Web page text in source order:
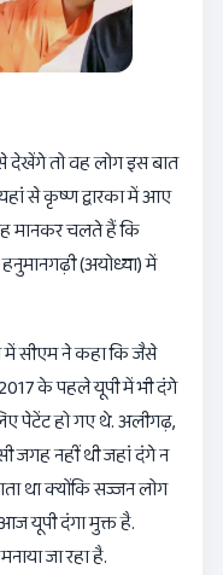
देखेंगे तो वह लोग इस बात
से कृष्ण द्वारका में आए
मानकर चलते हैं कि
(अयोध्या) में
में सीएम ने कहा कि जैसे
के पहले यूपी में भी दंगे
पेटेंट हो गए थे. अलीगढ़,
नहीं थी जहां दंगे न
था क्योंकि सज्जन लोग
यूपी दंगा मुक्त है.
जा रहा है.